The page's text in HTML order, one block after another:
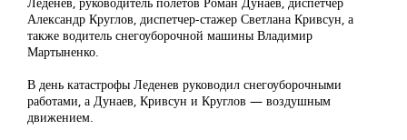
Александр Круглов, диспетчер-стажер Светлана Кривсун, а
также водитель снегоуборочной машины Владимир
Мартыненко.
В день катастрофы Леденев руководил снегоуборочными
работами, а Дунаев, Кривсун и Круглов — воздушным
движением.